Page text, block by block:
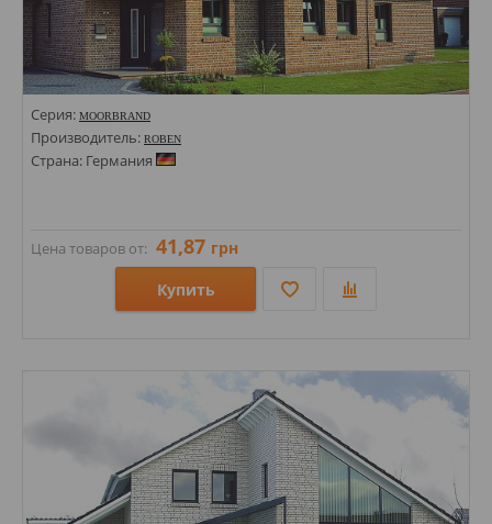
Серия: MOORBRAND
Производитель: ROBEN
Страна: Германия
Цена товаров от: 41,87 грн
Купить